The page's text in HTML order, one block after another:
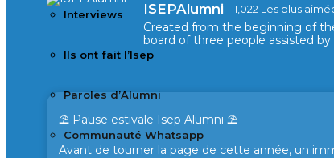
Interviews
Ils ont fait l’Isep
Paroles d’Alumni
Communauté Whatsapp
ISEPAlumni 1,022 Les plus
Created from the beginning of
board of three people assisted by
⛱️ Pause estivale Isep Alumni ⛱️
Avant de tourner la page de cette année, un